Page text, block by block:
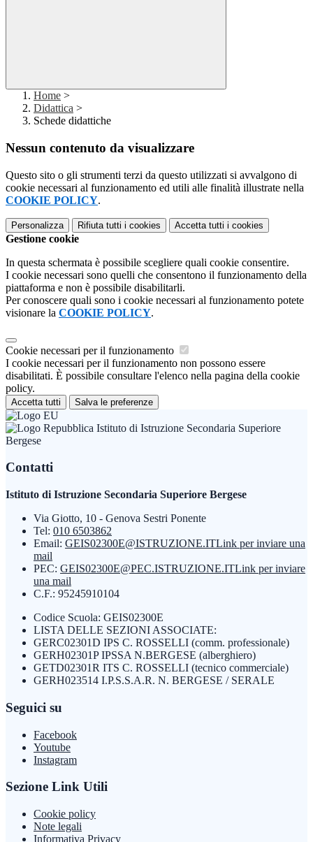
Home >
Didattica >
Schede didattiche
Nessun contenuto da visualizzare
Questo sito o gli strumenti terzi da questo utilizzati si avvalgono di
cookie necessari al funzionamento ed utili alle finalità illustrate nella
COOKIE POLICY.
Personalizza Rifiuta tutti i cookies Accetta tutti i cookies
Gestione cookie
In questa schermata è possibile scegliere quali cookie consentire.
I cookie necessari sono quelli che consentono il funzionamento della
piattaforma e non è possibile disabilitarli.
Per conoscere quali sono i cookie necessari al funzionamento potete
visionare la COOKIE POLICY.
Cookie necessari per il funzionamento
I cookie necessari per il funzionamento non possono essere
disabilitati. È possibile consultare l'elenco nella pagina della cookie
policy.
Accetta tutti Salva le preferenze
Istituto di Istruzione Secondaria Superiore
Bergese
Contatti
Istituto di Istruzione Secondaria Superiore Bergese
Via Giotto, 10 - Genova Sestri Ponente
Tel: 010 6503862
Email: GEIS02300E@ISTRUZIONE.ITLink per inviare una
mail
PEC: GEIS02300E@PEC.ISTRUZIONE.ITLink per inviare
una mail
C.F.: 95245910104
Codice Scuola: GEIS02300E
LISTA DELLE SEZIONI ASSOCIATE:
GERC02301D IPS C. ROSSELLI (comm. professionale)
GERH02301P IPSSA N.BERGESE (alberghiero)
GETD02301R ITS C. ROSSELLI (tecnico commerciale)
GERH023514 I.P.S.S.A.R. N. BERGESE / SERALE
Seguici su
Facebook
Youtube
Instagram
Sezione Link Utili
Cookie policy
Note legali
Informativa Privacy